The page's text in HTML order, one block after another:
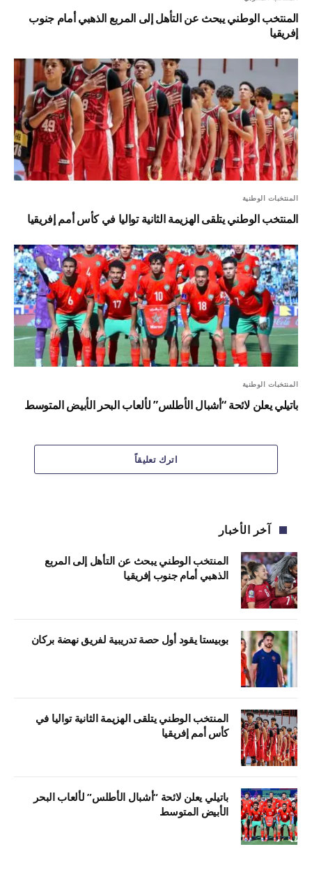
المنتخب الوطني يبحث عن التأهل إلى المربع الذهبي أمام جنوب
إفريقيا
المنتخبات الوطنية
المنتخب الوطني يتلقى الهزيمة الثانية تواليا في كأس أمم إفريقيا
المنتخبات الوطنية
باتيلي يعلن لائحة “أشبال الأطلس” لألعاب البحر الأبيض المتوسط
اترك تعليقاً
آخر الأخبار
المنتخب الوطني يبحث عن التأهل إلى المربع
الذهبي أمام جنوب إفريقيا
بوبيستا يقود أول حصة تدريبية لفريق نهضة بركان
المنتخب الوطني يتلقى الهزيمة الثانية تواليا في
كأس أمم إفريقيا
باتيلي يعلن لائحة “أشبال الأطلس” لألعاب البحر
الأبيض المتوسط